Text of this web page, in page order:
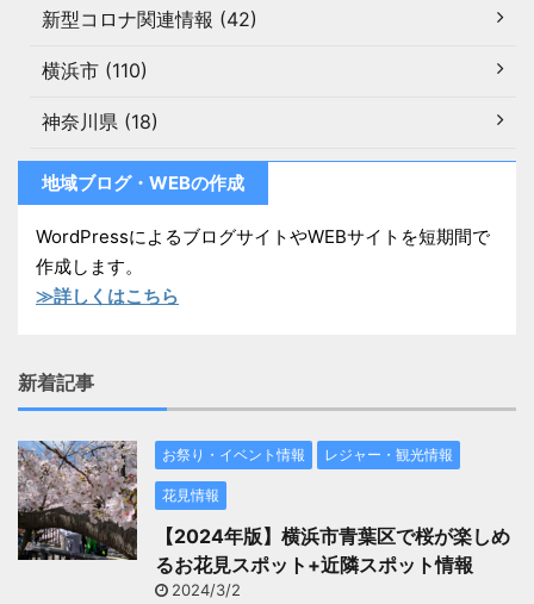
新型コロナ関連情報 (42)
横浜市 (110)
神奈川県 (18)
地域ブログ・WEBの作成
WordPressによるブログサイトやWEBサイトを短期間で
作成します。
≫詳しくはこちら
新着記事
お祭り・イベント情報 レジャー・観光情報
花見情報
【2024年版】横浜市青葉区で桜が楽しめ
るお花見スポット+近隣スポット情報
2024/3/2